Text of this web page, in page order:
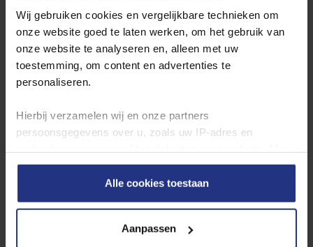
Wij gebruiken cookies en vergelijkbare technieken om
onze website goed te laten werken, om het gebruik van
onze website te analyseren en, alleen met uw
toestemming, om content en advertenties te
personaliseren.
Hierbij verzamelen wij en onze partners
persoonsgegevens over u, zoals uw IP‑adres en
deze gegevens kunnen wij een profiel van u opbouwen
zodat wij onze content en communicatie kunnen
afstemmen op uw voorkeuren. Partners kunnen deze
hen hebt verstrekt of die zij hebben verzameld via uw
Alle cookies toestaan
Aanpassen
Elster, V100, volumemeter